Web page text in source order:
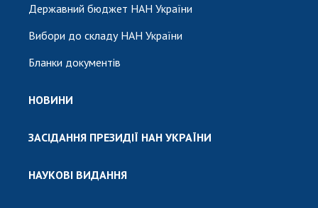
Державний бюджет НАН України
Вибори до складу НАН України
Бланки документів
НОВИНИ
ЗАСІДАННЯ ПРЕЗИДІЇ НАН УКРАЇНИ
НАУКОВІ ВИДАННЯ